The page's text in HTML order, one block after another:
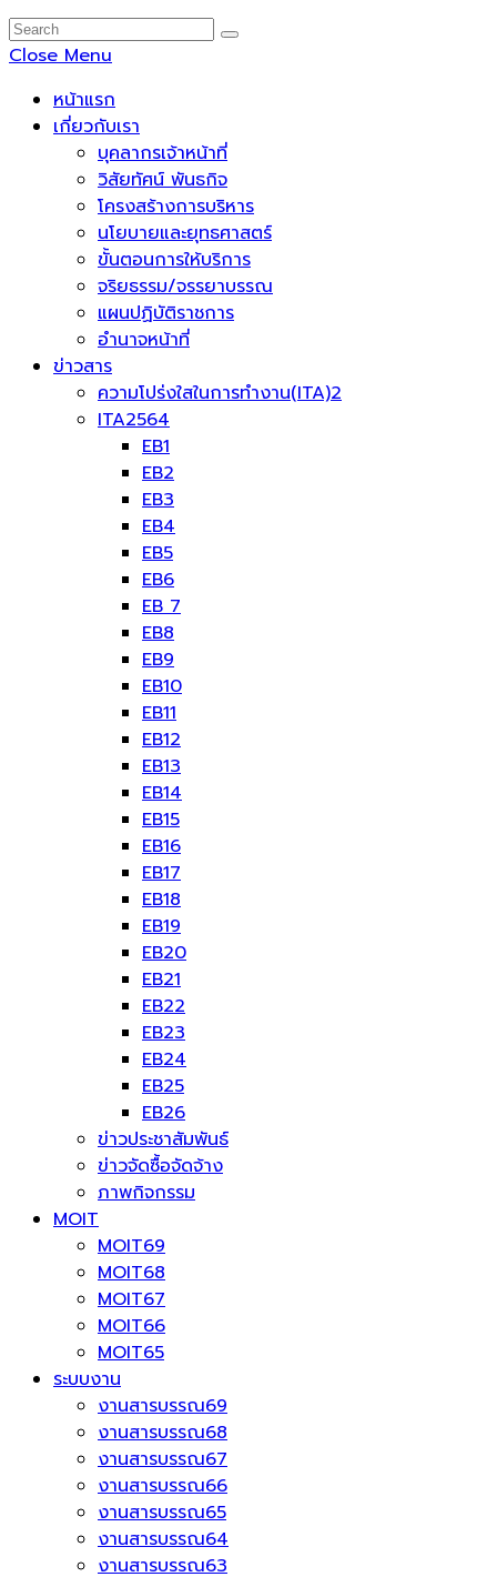
Close Menu
หน้าแรก
เกี่ยวกับเรา
บุคลากรเจ้าหน้าที่
วิสัยทัศน์ พันธกิจ
โครงสร้างการบริหาร
นโยบายและยุทธศาสตร์
ขั้นตอนการให้บริการ
จริยธรรม/จรรยาบรรณ
แผนปฏิบัติราชการ
อำนาจหน้าที่
ข่าวสาร
ความโปร่งใสในการทำงาน(ITA)2
ITA2564
EB1
EB2
EB3
EB4
EB5
EB6
EB 7
EB8
EB9
EB10
EB11
EB12
EB13
EB14
EB15
EB16
EB17
EB18
EB19
EB20
EB21
EB22
EB23
EB24
EB25
EB26
ข่าวประชาสัมพันธ์
ข่าวจัดซื้อจัดจ้าง
ภาพกิจกรรม
MOIT
MOIT69
MOIT68
MOIT67
MOIT66
MOIT65
ระบบงาน
งานสารบรรณ69
งานสารบรรณ68
งานสารบรรณ67
งานสารบรรณ66
งานสารบรรณ65
งานสารบรรณ64
งานสารบรรณ63